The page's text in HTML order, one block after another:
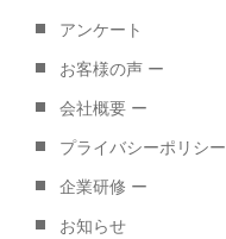
アンケート
お客様の声 ー
会社概要 ー
プライバシーポリシー
企業研修 ー
お知らせ